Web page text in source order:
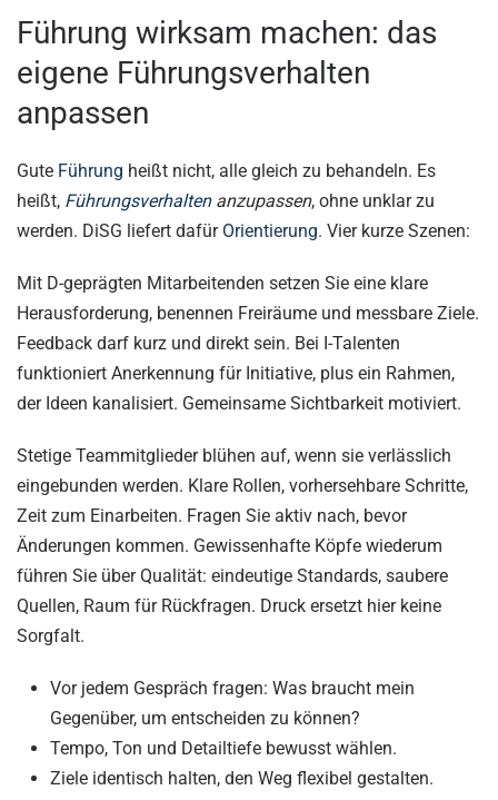
Führung wirksam machen: das
eigene Führungsverhalten
anpassen
Gute Führung heißt nicht, alle gleich zu behandeln. Es
heißt, Führungsverhaltenanzupassen, ohne unklar zu
werden. DiSG liefert dafür Orientierung. Vier kurze Szenen:
Mit D-geprägten Mitarbeitenden setzen Sie eine klare
Herausforderung, benennen Freiräume und messbare Ziele.
Feedback darf kurz und direkt sein. Bei I-Talenten
funktioniert Anerkennung für Initiative, plus ein Rahmen,
der Ideen kanalisiert. Gemeinsame Sichtbarkeit motiviert.
Stetige Teammitglieder blühen auf, wenn sie verlässlich
eingebunden werden. Klare Rollen, vorhersehbare Schritte,
Zeit zum Einarbeiten. Fragen Sie aktiv nach, bevor
Änderungen kommen. Gewissenhafte Köpfe wiederum
führen Sie über Qualität: eindeutige Standards, saubere
Quellen, Raum für Rückfragen. Druck ersetzt hier keine
Sorgfalt.
Vor jedem Gespräch fragen: Was braucht mein
Gegenüber, um entscheiden zu können?
Tempo, Ton und Detailtiefe bewusst wählen.
Ziele identisch halten, den Weg flexibel gestalten.